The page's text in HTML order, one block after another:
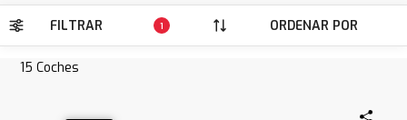
FILTRAR 1 ORDENAR POR
15 Coches